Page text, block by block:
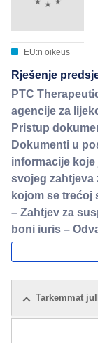
EU:n oikeus
Rješenje
PTC
agencije za
Pristup
Dokumenti u
informacije
svojeg zahtjeva
kojom se trećoj
– Zahtjev za
boni iuris –
Tarkemmat